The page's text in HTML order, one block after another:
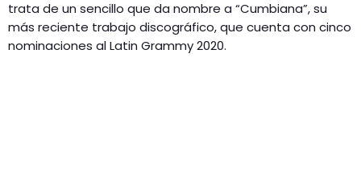
trata de un sencillo que da nombre a “Cumbiana”, su
más reciente trabajo discográfico, que cuenta con cinco
nominaciones al Latin Grammy 2020.